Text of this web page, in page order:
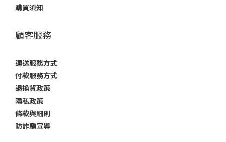
購買須知
顧客服務
運送服務方式
付款服務方式
退換貨政策
隱私政策
條款與細則
防詐騙宣導